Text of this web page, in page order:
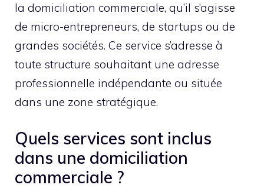
la domiciliation commerciale, qu’il s’agisse
de micro-entrepreneurs, de startups ou de
grandes sociétés. Ce service s’adresse à
toute structure souhaitant une adresse
professionnelle indépendante ou située
dans une zone stratégique.
Quels services sont inclus
dans une domiciliation
commerciale ?